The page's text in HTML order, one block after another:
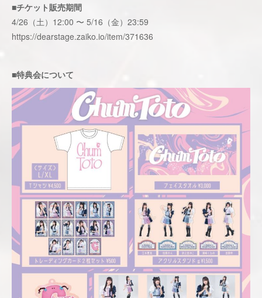
■チケット販売期間
4/26（土）12:00 〜 5/16（金）23:59
https://dearstage.zaiko.io/item/371636
■特典会について